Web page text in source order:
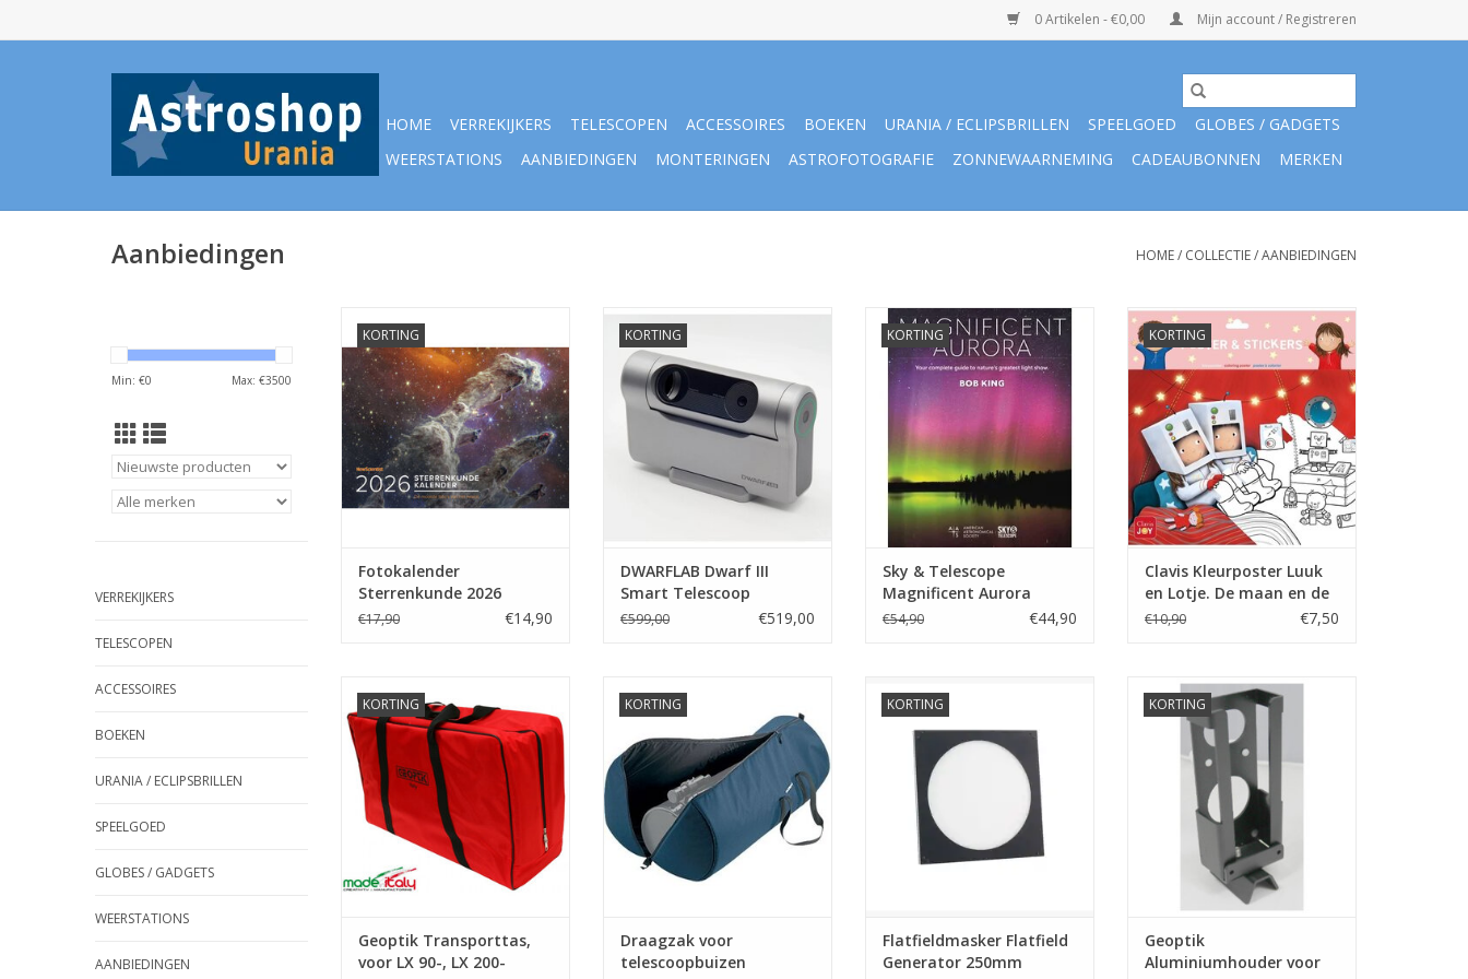
0 Artikelen - €0,00 Mijn account / Registreren
HOME VERREKIJKERS TELESCOPEN ACCESSOIRES BOEKEN URANIA / ECLIPSBRILLEN SPEELGOED
GLOBES / GADGETS
WEERSTATIONS
AANBIEDINGEN MONTERINGEN ASTROFOTOGRAFIE ZONNEWAARNEMING CADEAUBONNEN MERKEN
Aanbiedingen HOME/ COLLECTIE/AANBIEDINGEN
Min: €0 Max: €3500
VERREKIJKERS
TELESCOPEN
ACCESSOIRES
BOEKEN
URANIA / ECLIPSBRILLEN
SPEELGOED
GLOBES / GADGETS
WEERSTATIONS
AANBIEDINGEN
KORTING
TOEVOEGEN AAN WINKELWAGEN
Fotokalender
Sterrenkunde 2026
€17,90 €14,90
KORTING
DWARFLAB Dwarf III Smart
TOEVOEGEN AAN WINKELWAGEN
DWARFLAB Dwarf III
Smart Telescoop
€599,00 €519,00
KORTING
Sky & Telescope Magnificent
Aurora
TOEVOEGEN AAN WINKELWAGEN
Sky & Telescope
Magnificent Aurora
€54,90 €44,90
KORTING
Clavis Kleurposter Luuk en Lotje.
De maan en de sterren
TOEVOEGEN AAN WINKELWAGEN
Clavis Kleurposter Luuk
en Lotje. De maan en de
sterren
€10,90 €7,50
KORTING
90-, LX 200-monteringen
TOEVOEGEN AAN WINKELWAGEN
Geoptik Transporttas,
voor LX 90-, LX 200-
KORTING
TOEVOEGEN AAN WINKELWAGEN
Draagzak voor
telescoopbuizen
KORTING
Generator 250mm Premium USB
TOEVOEGEN AAN WINKELWAGEN
Flatfieldmasker Flatfield
Generator 250mm
KORTING
Geoptik Aluminiumhouder voor
Push-To
TOEVOEGEN AAN WINKELWAGEN
Geoptik
Aluminiumhouder voor